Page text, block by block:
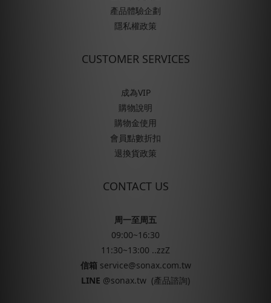
產品體驗企劃
隱私權政策
CUSTOMER SERVICES
成為VIP
購物說明
購物金使用
會員點數折扣
退換貨政策
CONTACT US
周一至周五
09:00~16:30
11:30~13:00 ..zzZ
信箱service@sonax.com.tw
LINE @sonax.tw (產品諮詢)